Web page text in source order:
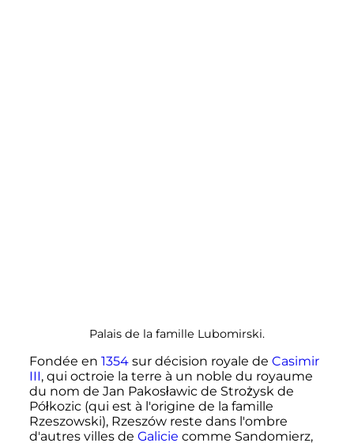
Palais de la famille Lubomirski.
Fondée en 1354sur décision royale de Casimir
III, qui octroie la terre à un noble du royaume
du nom de Jan Pakosławic de Strożysk de
Półkozic (qui est à l'origine de la famille
Rzeszowski), Rzeszów reste dans l'ombre
d'autres villes de Galicie comme Sandomierz,